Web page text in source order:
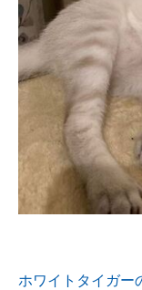
ホワイトタイガー